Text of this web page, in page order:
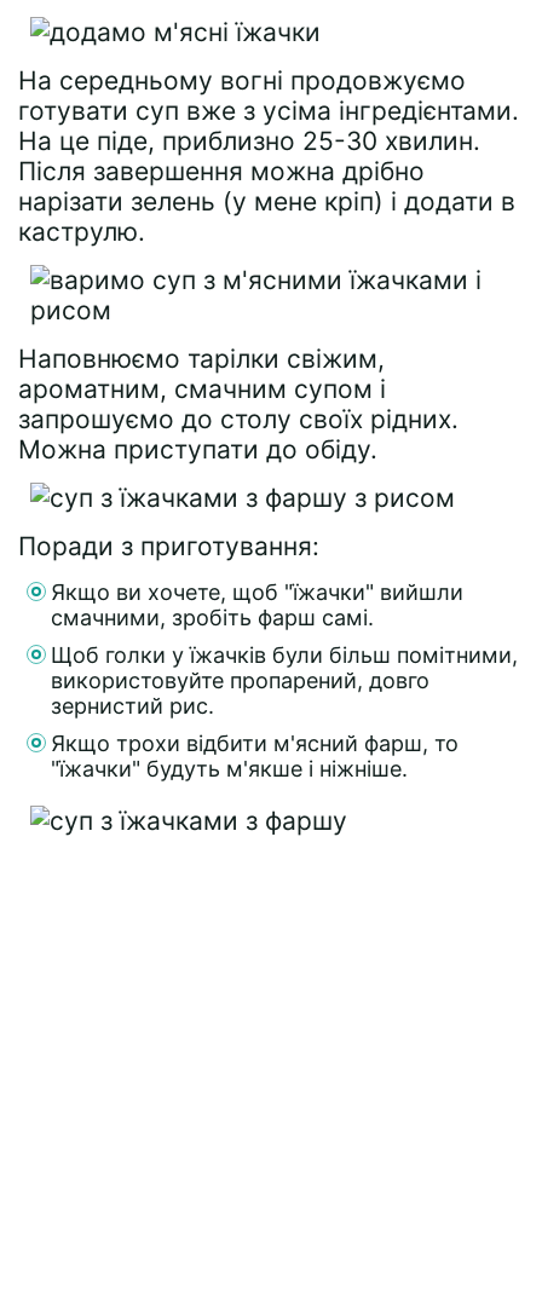
На середньому вогні продовжуємо
готувати суп вже з усіма інгредієнтами.
На це піде, приблизно 25-30 хвилин.
Після завершення можна дрібно
нарізати зелень (у мене кріп) і додати в
каструлю.
Наповнюємо тарілки свіжим,
ароматним, смачним супом і
запрошуємо до столу своїх рідних.
Можна приступати до обіду.
Поради з приготування:
Якщо ви хочете, щоб "їжачки" вийшли
смачними, зробіть фарш самі.
Щоб голки у їжачків були більш помітними,
використовуйте пропарений, довго
зернистий рис.
Якщо трохи відбити м'ясний фарш, то
"їжачки" будуть м'якше і ніжніше.